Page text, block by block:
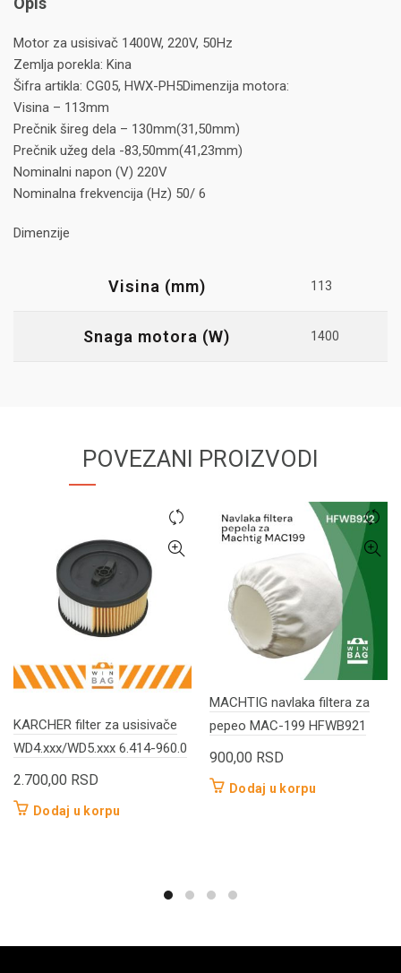
Motor za usisivač 1400W, 220V, 50Hz
Zemlja porekla: Kina
Šifra artikla: CG05, HWX-PH5Dimenzija motora:
Visina – 113mm
Prečnik šireg dela – 130mm(31,50mm)
Prečnik užeg dela -83,50mm(41,23mm)
Nominalni napon (V) 220V
Nominalna frekvencija (Hz) 50/ 6
Dimenzije
Visina (mm) 113
Snaga motora (W) 1400
POVEZANI PROIZVODI
KARCHER filter za usisivače
WD4.xxx/WD5.xxx 6.414-960.0
2.700,00 RSD
Dodaj u korpu
MACHTIG navlaka filtera za
pepeo MAC-199 HFWB921
900,00 RSD
Dodaj u korpu